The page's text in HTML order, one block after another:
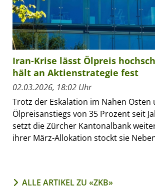
Iran-Krise lässt Ölpreis
hält an Aktienstrategie fest
02.03.2026, 18:02 Uhr
Trotz der Eskalation im Nahen Osten
Ölpreisanstiegs von 35 Prozent seit
setzt die Zürcher Kantonalbank
ihrer März-Allokation stockt sie
ALLE ARTIKEL ZU «ZKB»